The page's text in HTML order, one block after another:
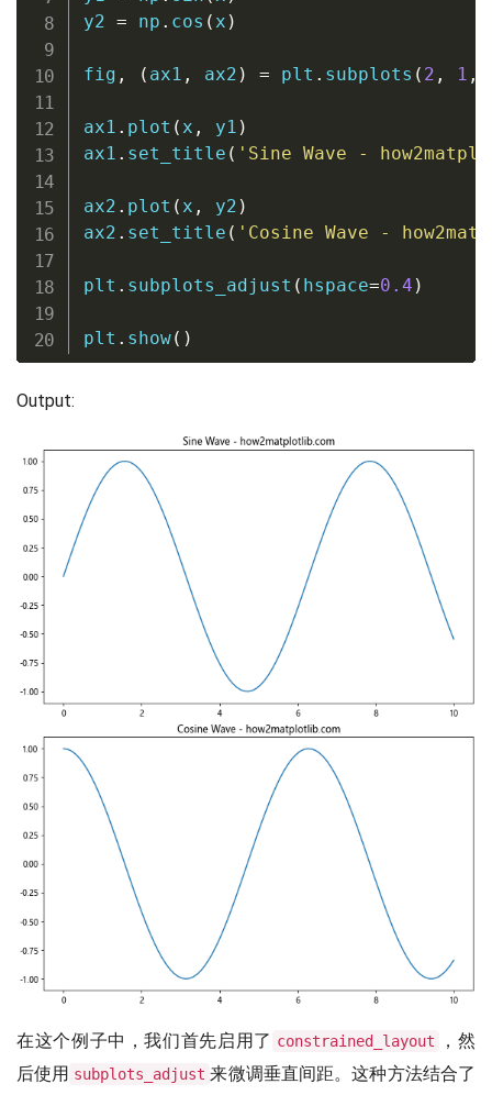
y2 = np . cos ( x )
fig , ( ax1 , ax2 ) = plt . subplots ( 2 , 1 ,
ax1 . plot ( x , y1 )
ax1 . set_title ( 'Sine Wave -
ax2 . plot ( x , y2 )
ax2 . set_title ( 'Cosine Wave -
plt . subplots_adjust ( hspace=0.4 )
plt . show( )
Output:
在这个例子中，我们首先启用了 constrained_layout
，然
后使用 subplots_adjust 来微调垂直间距。这种方法结合了